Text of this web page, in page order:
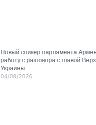
Новый спикер парламента
работу с разговора с главой
Украины
04/08/2026